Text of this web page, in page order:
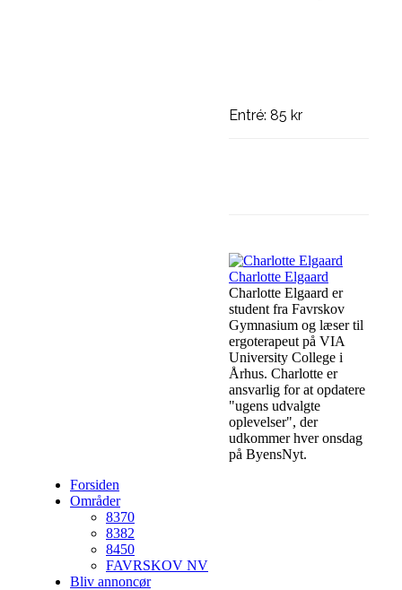
Entré: 85 kr
Charlotte Elgaard
Charlotte Elgaard er
student fra Favrskov
Gymnasium og læser til
ergoterapeut på VIA
University College i
Århus. Charlotte er
ansvarlig for at opdatere
"ugens udvalgte
oplevelser", der
udkommer hver onsdag
på ByensNyt.
Forsiden
Områder
8370
8382
8450
FAVRSKOV NV
Bliv annoncør